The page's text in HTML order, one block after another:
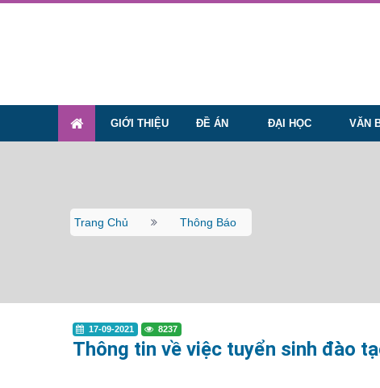
GIỚI THIỆU ĐỀ ÁN ĐẠI HỌC VĂN
Trang Chủ Thông Báo
17-09-2021 8237
Thông tin về việc tuyển sinh đào